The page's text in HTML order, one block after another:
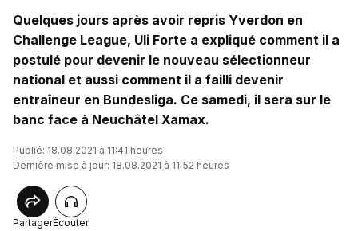
Quelques jours après avoir repris Yverdon en
Challenge League, Uli Forte a expliqué comment il a
postulé pour devenir le nouveau sélectionneur
national et aussi comment il a failli devenir
entraîneur en Bundesliga. Ce samedi, il sera sur le
banc face à Neuchâtel Xamax.
Publié: 18.08.2021 à 11:41 heures
Dernière mise à jour: 18.08.2021 à 11:52 heures
PartagerÉcouter